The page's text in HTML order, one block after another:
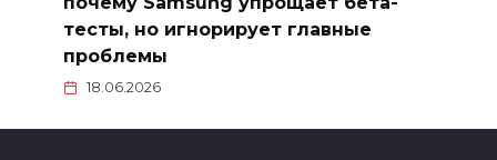
тесты, но игнорирует главные
проблемы
18.06.2026